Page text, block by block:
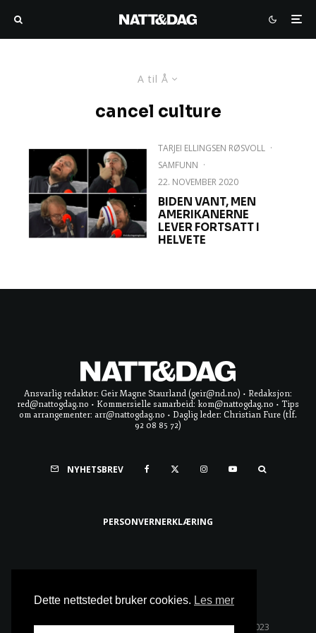
A til Å
cancel culture
TARJEI ELLINGSEN RØSVOLL ·
SAMFUNN ·
22. NOVEMBER 2020
BIDEN VANT, MEN
AMERIKANERNE
LEVER FORTSATT I
HELVETE
Ansvarlig redaktør: Geir Magne Staurland (geir@nd.no) • Redaksjon:
red@nattogdag.no • Kommersielle samarbeid: kom@nattogdag.no • Tips
om arrangementer: arr@nattogdag.no • Daglig leder: Christian Fure (tlf.
92 08 85 72)
NYHETSBREV
PERSONVERNERKLÆRING
Alle rettigheter reservert • Copyright © Natt & Dag 2023
Dette nettstedet bruker cookies. Les mer